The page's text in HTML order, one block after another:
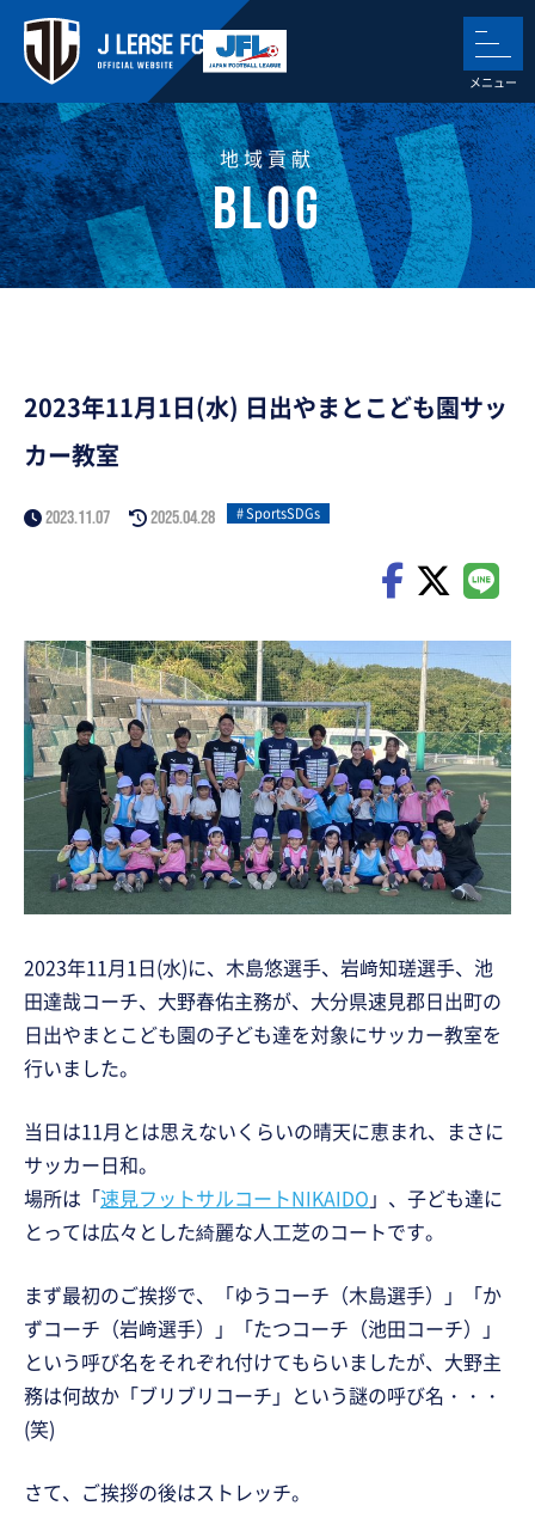
地域貢献
2023年11月1日(水) 日出やまとこども園サッ
カー教室
2023.11.07 2025.04.28 SportsSDGs
2023年11月1日(水)に、木島悠選手、岩﨑知瑳選手、池
田達哉コーチ、大野春佑主務が、大分県速見郡日出町の
日出やまとこども園の子ども達を対象にサッカー教室を
行いました。
当日は11月とは思えないくらいの晴天に恵まれ、まさに
サッカー日和。
場所は「速見フットサルコートNIKAIDO 」、子ども達に
とっては広々とした綺麗な人工芝のコートです。
まず最初のご挨拶で、「ゆうコーチ（木島選手）」「か
ずコーチ（岩﨑選手）」「たつコーチ（池田コーチ）」
という呼び名をそれぞれ付けてもらいましたが、大野主
務は何故か「ブリブリコーチ」という謎の呼び名・・・
(笑)
さて、ご挨拶の後はストレッチ。